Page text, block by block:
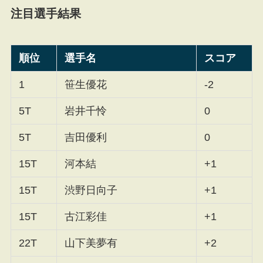
注目選手結果
順位 選手名 スコア
1 笹生優花 -2
5T 岩井千怜 0
5T 吉田優利 0
15T 河本結 +1
15T 渋野日向子 +1
15T 古江彩佳 +1
22T 山下美夢有 +2